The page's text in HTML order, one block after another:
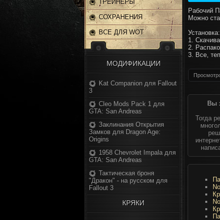
ТРЕЙНЕРЫ
СОХРАНЕНИЯ
ВСЕ ДЛЯ WOT
МОДИФИКАЦИИ
Kat Companion для Fallout
3
Cleo Mods Pack 1 для
GTA: San Andreas
Заклинания Открытия
Замков для Dragon Age:
Origins
1958 Chevrolet Impala для
GTA: San Andreas
Тактическая броня
"Дракон" - на русском для
Fallout 3
КРЯКИ
Рабочий
Можно
Установка:
1.
2.
3. Все,
Вы
Тогда